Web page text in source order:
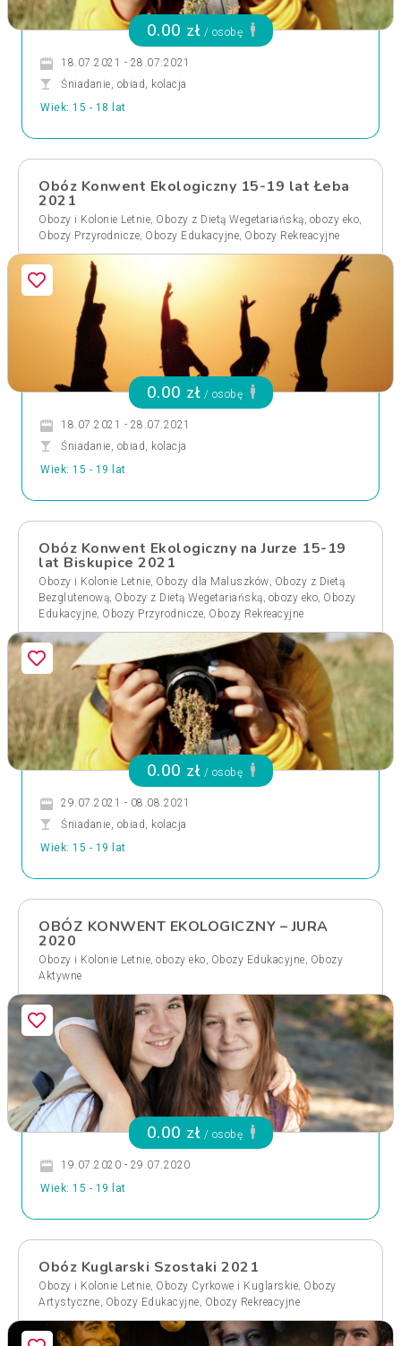
0.00 zł / osobę
18.07.2021 - 28.07.2021
Śniadanie, obiad, kolacja
Wiek: 15 - 18 lat
Obóz Konwent Ekologiczny 15-19 lat Łeba
2021
Obozy i Kolonie Letnie, Obozy z Dietą Wegetariańską, obozy eko,
Obozy Przyrodnicze, Obozy Edukacyjne, Obozy Rekreacyjne
0.00 zł / osobę
18.07.2021 - 28.07.2021
Śniadanie, obiad, kolacja
Wiek: 15 - 19 lat
Obóz Konwent Ekologiczny na Jurze 15-19
lat Biskupice 2021
Obozy i Kolonie Letnie, Obozy dla Maluszków, Obozy z Dietą
Bezglutenową, Obozy z Dietą Wegetariańską, obozy eko, Obozy
Edukacyjne, Obozy Przyrodnicze, Obozy Rekreacyjne
0.00 zł / osobę
29.07.2021 - 08.08.2021
Śniadanie, obiad, kolacja
Wiek: 15 - 19 lat
OBÓZ KONWENT EKOLOGICZNY – JURA
2020
Obozy i Kolonie Letnie, obozy eko, Obozy Edukacyjne, Obozy
Aktywne
0.00 zł / osobę
19.07.2020 - 29.07.2020
Wiek: 15 - 19 lat
Obóz Kuglarski Szostaki 2021
Obozy i Kolonie Letnie, Obozy Cyrkowe i Kuglarskie, Obozy
Artystyczne, Obozy Edukacyjne, Obozy Rekreacyjne